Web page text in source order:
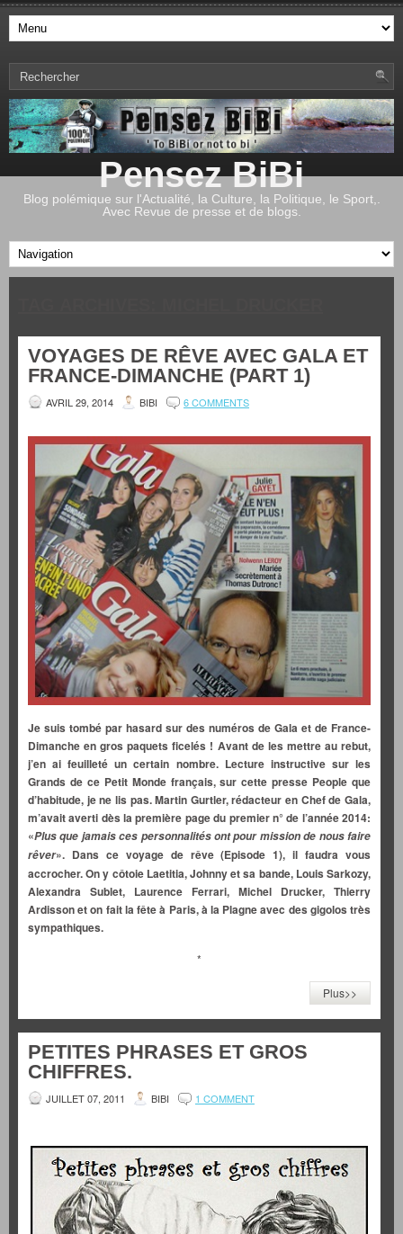
Pensez BiBi
Blog polémique sur l'Actualité, la Culture, la Politique, le Sport,.
Avec Revue de presse et de blogs.
VOYAGES DE RÊVE AVEC GALA ET
FRANCE-DIMANCHE (PART 1)
AVRIL 29, 2014 BIBI 6 COMMENTS
Je suis tombé par hasard sur des numéros de Gala et de France-
Dimanche en gros paquets ficelés ! Avant de les mettre au rebut,
j’en ai feuilleté un certain nombre. Lecture instructive sur les
Grands de ce Petit Monde français, sur cette presse People que
d’habitude, je ne lis pas. Martin Gurtler, rédacteur en Chef de Gala,
m’avait averti dès la première page du premier n° de l’année 2014:
«Plus que jamais ces personnalités ont pour mission de nous faire
rêver». Dans ce voyage de rêve (Episode 1), il faudra vous
accrocher. On y côtoie Laetitia, Johnny et sa bande, Louis Sarkozy,
Alexandra Sublet, Laurence Ferrari, Michel Drucker, Thierry
Ardisson et on fait la fête à Paris, à la Plagne avec des gigolos très
sympathiques.
*
Plus>>
PETITES PHRASES ET GROS
CHIFFRES.
JUILLET 07, 2011 BIBI 1 COMMENT